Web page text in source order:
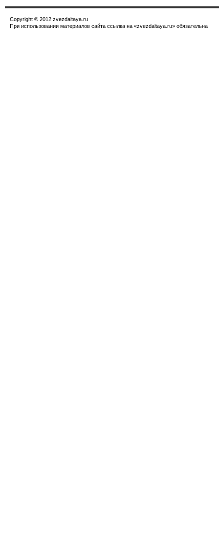
Copyright © 2012 zvezdaltaya.ru
При использовании материалов сайта ссылка на «zvezdaltaya.ru» обязательна